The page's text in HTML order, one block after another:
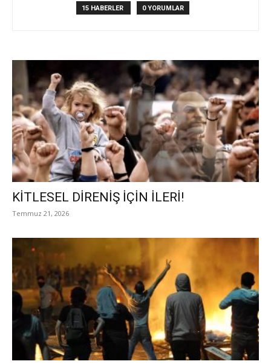
15 HABERLER 0 YORUMLAR
KİTLESEL DİRENİŞ İÇİN İLERİ!
Temmuz 21, 2026